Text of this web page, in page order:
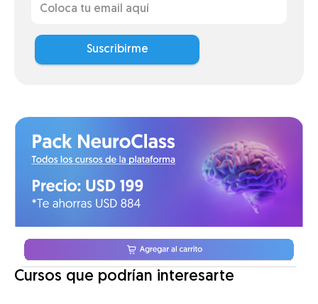
Suscribirme
Cursos que podrían interesarte